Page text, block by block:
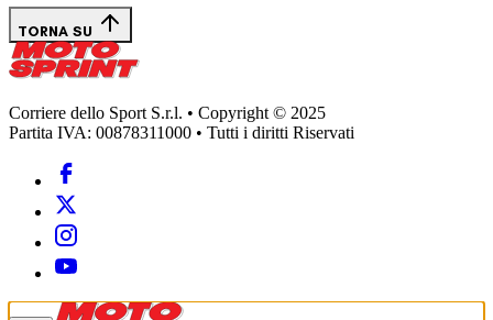
TORNA SU
Corriere dello Sport S.r.l. • Copyright © 2025
Partita IVA: 00878311000 • Tutti i diritti Riservati